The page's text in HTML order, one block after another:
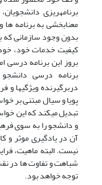
برنامهریزی
معنابخشی به برنامه
بدون وجود سازمانی که
کیفیت خدمات خود،
بروز این برنامه
برنامه درسی
دربرگیرنده ویژگیها و
پویا و سیال مبتنی بر
تبدیل میکند که این
و دانشجو را به سوی
آن در یادگیری موثر و
نیست. البته ماهیت،
شباهت و تفاوت ها در
توجه خواهد بود.